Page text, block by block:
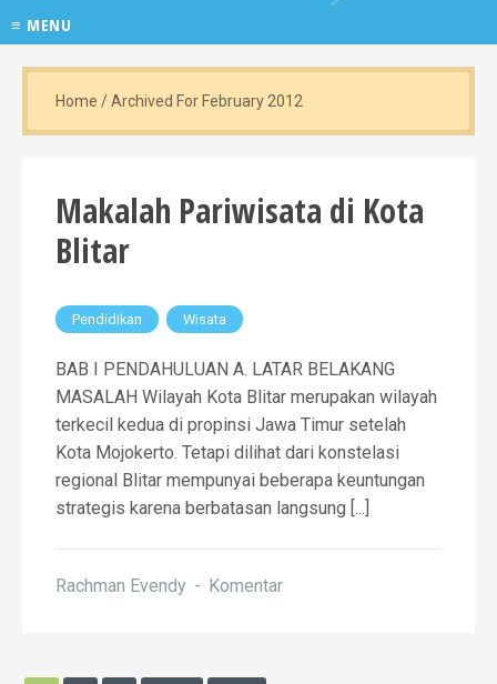
≡ MENU
Home /Archived For February 2012
Makalah Pariwisata di Kota
Blitar
Pendidikan Wisata
BAB I PENDAHULUAN A. LATAR BELAKANG
MASALAH Wilayah Kota Blitar merupakan wilayah
terkecil kedua di propinsi Jawa Timur setelah
Kota Mojokerto. Tetapi dilihat dari konstelasi
regional Blitar mempunyai beberapa keuntungan
strategis karena berbatasan langsung [...]
Rachman Evendy Komentar